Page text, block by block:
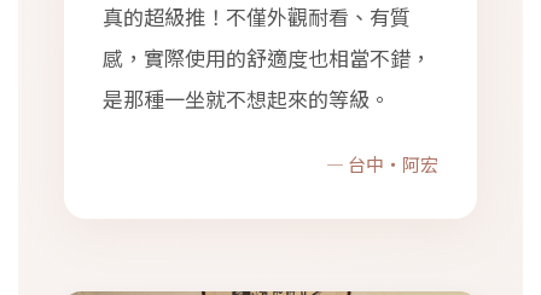
真的超級推！不僅外觀耐看、有質
感，實際使用的舒適度也相當不錯，
是那種一坐就不想起來的等級。
— 台中・阿宏